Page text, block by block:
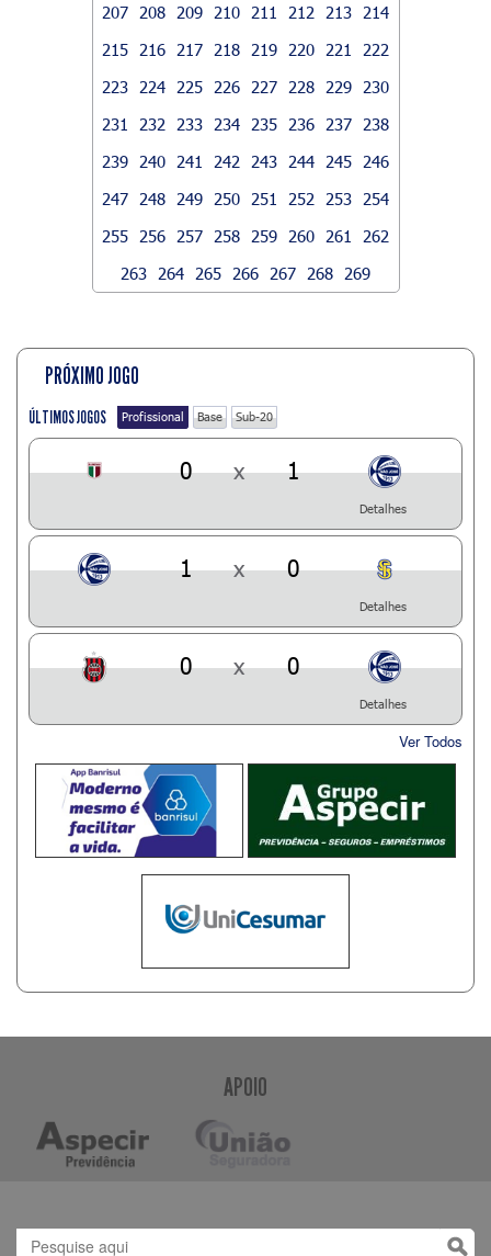
207
208 209 210 211 212 213
214
215
216 217 218 219 220 221
222
223
224 225 226 227 228 229
230
231
232 233 234 235 236 237
238
239
240 241 242 243 244 245
246
247
248 249 250 251 252 253
254
255
256 257 258 259 260 261
262
263
264 265 266 267 268 269
PRÓXIMO JOGO
ÚLTIMOS JOGOS Profissional Base Sub-20
0 x 1
Detalhes
1 x 0
Detalhes
0 x 0
Detalhes
Ver Todos
APOIO